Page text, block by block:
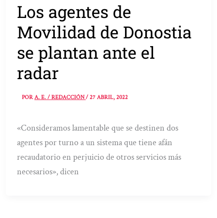
Los agentes de
Movilidad de Donostia
se plantan ante el
radar
PORA. E. / REDACCIÓN/27 ABRIL, 2022
«Consideramos lamentable que se destinen dos
agentes por turno a un sistema que tiene afán
recaudatorio en perjuicio de otros servicios más
necesarios», dicen